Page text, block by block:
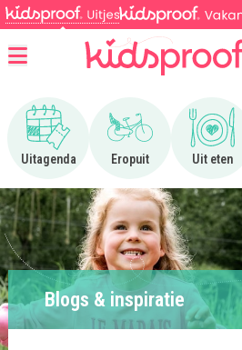
Uitagenda
Ga naar Uitagenda
Eropuit
Ga naar Eropuit
Uit eten
Ga
Blogs & inspiratie